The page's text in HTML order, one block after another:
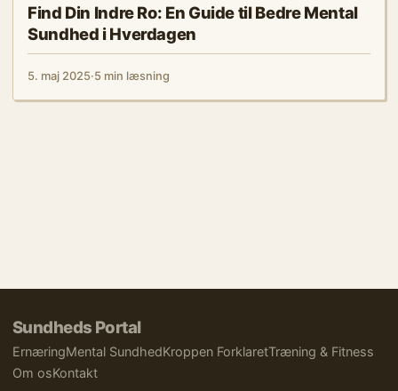
Find Din Indre Ro: En Guide til Bedre Mental
Sundhed i Hverdagen
5. maj 2025·5 min læsning
Sundheds Portal
ErnæringMental SundhedKroppen ForklaretTræning & Fitness
Om osKontakt